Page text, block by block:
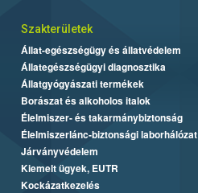
Szakterületek
Állat-egészségügy és állatvédelem
Állategészségügyi diagnosztika
Állatgyógyászati termékek
Borászat és alkoholos italok
Élelmiszer- és takarmánybiztonság
Élelmiszerlánc-biztonsági laborhálózat
Járványvédelem
Kiemelt ügyek, EUTR
Kockázatkezelés